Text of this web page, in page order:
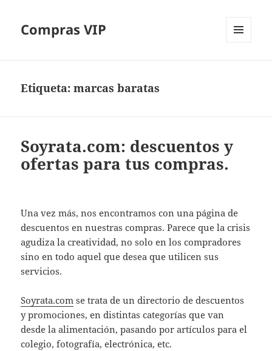
Compras VIP
Etiqueta:marcas baratas
Soyrata.com: descuentos y
ofertas para tus compras.
Una vez más, nos encontramos con una página de
descuentos en nuestras compras. Parece que la crisis
agudiza la creatividad, no solo en los compradores
sino en todo aquel que desea que utilicen sus
servicios.
Soyrata.com se trata de un directorio de descuentos
y promociones, en distintas categorías que van
desde la alimentación, pasando por artículos para el
colegio, fotografía, electrónica, etc.